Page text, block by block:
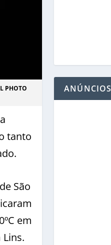
PHOTO
tanto
São
em
Lins.
ANÚNCIOS